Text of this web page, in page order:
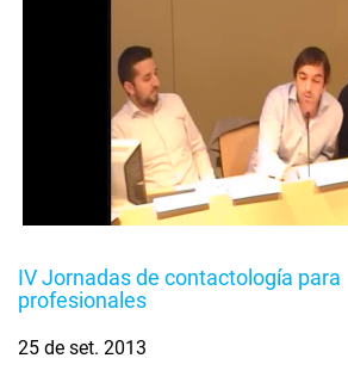
IV Jornadas de contactología para
profesionales
25 de set. 2013